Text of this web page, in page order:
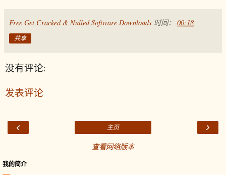
Free Get Cracked & Nulled Software Downloads 时间： 00:18
共享
没有评论:
发表评论
‹ ›
主页
查看网络版本
我的简介